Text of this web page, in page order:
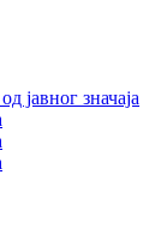
јавног значаја